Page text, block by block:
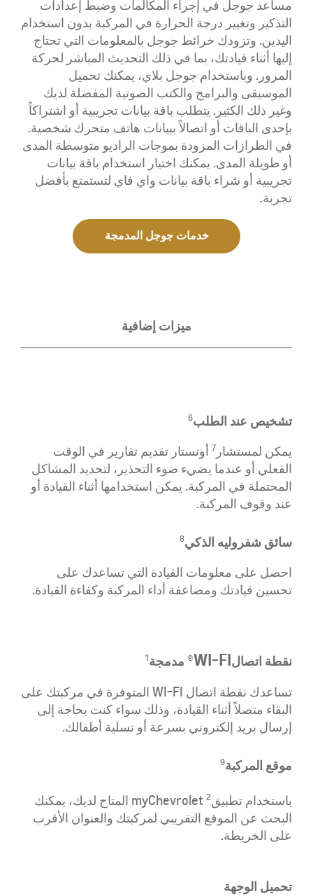
مساعد جوجل في إجراء المكالمات وضبط إعدادات
التذكير وتغيير درجة الحرارة في المركبة بدون استخدام
اليدين. وتزودك خرائط جوجل بالمعلومات التي تحتاج
إليها أثناء قيادتك، بما في ذلك التحديث المباشر لحركة
المرور. وباستخدام جوجل بلاي، يمكنك تحميل
الموسيقى والبرامج والكتب الصوتية المفضلة لديك
وغير ذلك الكثير. يتطلب باقة بيانات تجريبية أو اشتراكاً
بإحدى الباقات أو اتصالاً ببيانات هاتف متحرك شخصية.
في الطرازات المزودة بموجات الراديو متوسطة المدى
أو طويلة المدى. يمكنك اختيار استخدام باقة بيانات
تجريبية أو شراء باقة بيانات واي فاي لتستمتع بأفضل
تجربة.
خدمات جوجل المدمجة
ميزات إضافية
تشخيص عند الطلب6
يمكن لمستشار 7 أونستار تقديم تقارير في الوقت
الفعلي أو عندما يضيء ضوء التحذير، لتحديد المشاكل
المحتملة في المركبة. يمكن استخدامها أثناء القيادة أو
عند وقوف المركبة.
سائق شفروليه الذكي8
احصل على معلومات القيادة التي تساعدك على
تحسين قيادتك ومضاعفة أداء المركبة وكفاءة القيادة.
نقطة اتصالWI-FI® مدمجة1
تساعدك نقطة اتصال WI-FI المتوفرة في مركبتك
على
البقاء متصلاً أثناء القيادة، وذلك سواء كنت بحاجة إلى
إرسال بريد إلكتروني بسرعة أو تسلية أطفالك.
موقع المركبة9
باستخدام تطبيق2
myChevrolet المتاح لديك، يمكنك
البحث عن الموقع التقريبي لمركبتك والعنوان الأقرب
على الخريطة.
تحميل الوجهة